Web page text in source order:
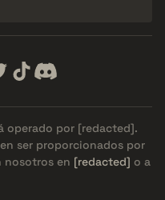
operado por [redacted].
ser proporcionados por
nosotros en [redacted] o a